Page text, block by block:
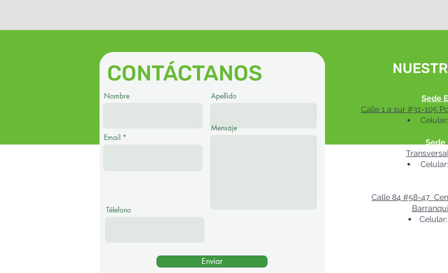
Sede
Calle 1 a sur #31-105
Sede
Calle 84 #58-47
CONTÁCTANOS
Nombre
Email
Télefono
Apellido
Mensaje
Enviar